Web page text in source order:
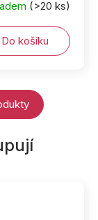
(>20 ks)
Do košíku